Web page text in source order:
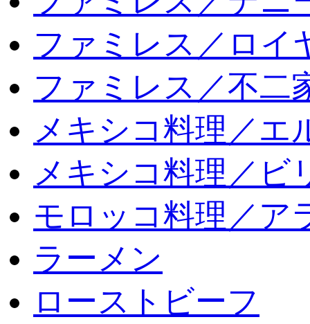
ファミレス／ロイ
ファミレス／不二
メキシコ料理／エ
メキシコ料理／ビ
モロッコ料理／ア
ラーメン
ローストビーフ